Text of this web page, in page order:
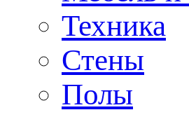
Техника
Стены
Полы